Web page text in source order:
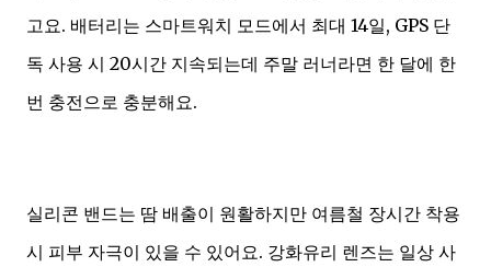
고요. 배터리는 스마트워치 모드에서 최대 14일, GPS 단
독 사용 시 20시간 지속되는데 주말 러너라면 한 달에 한
번 충전으로 충분해요.
실리콘 밴드는 땀 배출이 원활하지만 여름철 장시간 착용
시 피부 자극이 있을 수 있어요. 강화유리 렌즈는 일상 사